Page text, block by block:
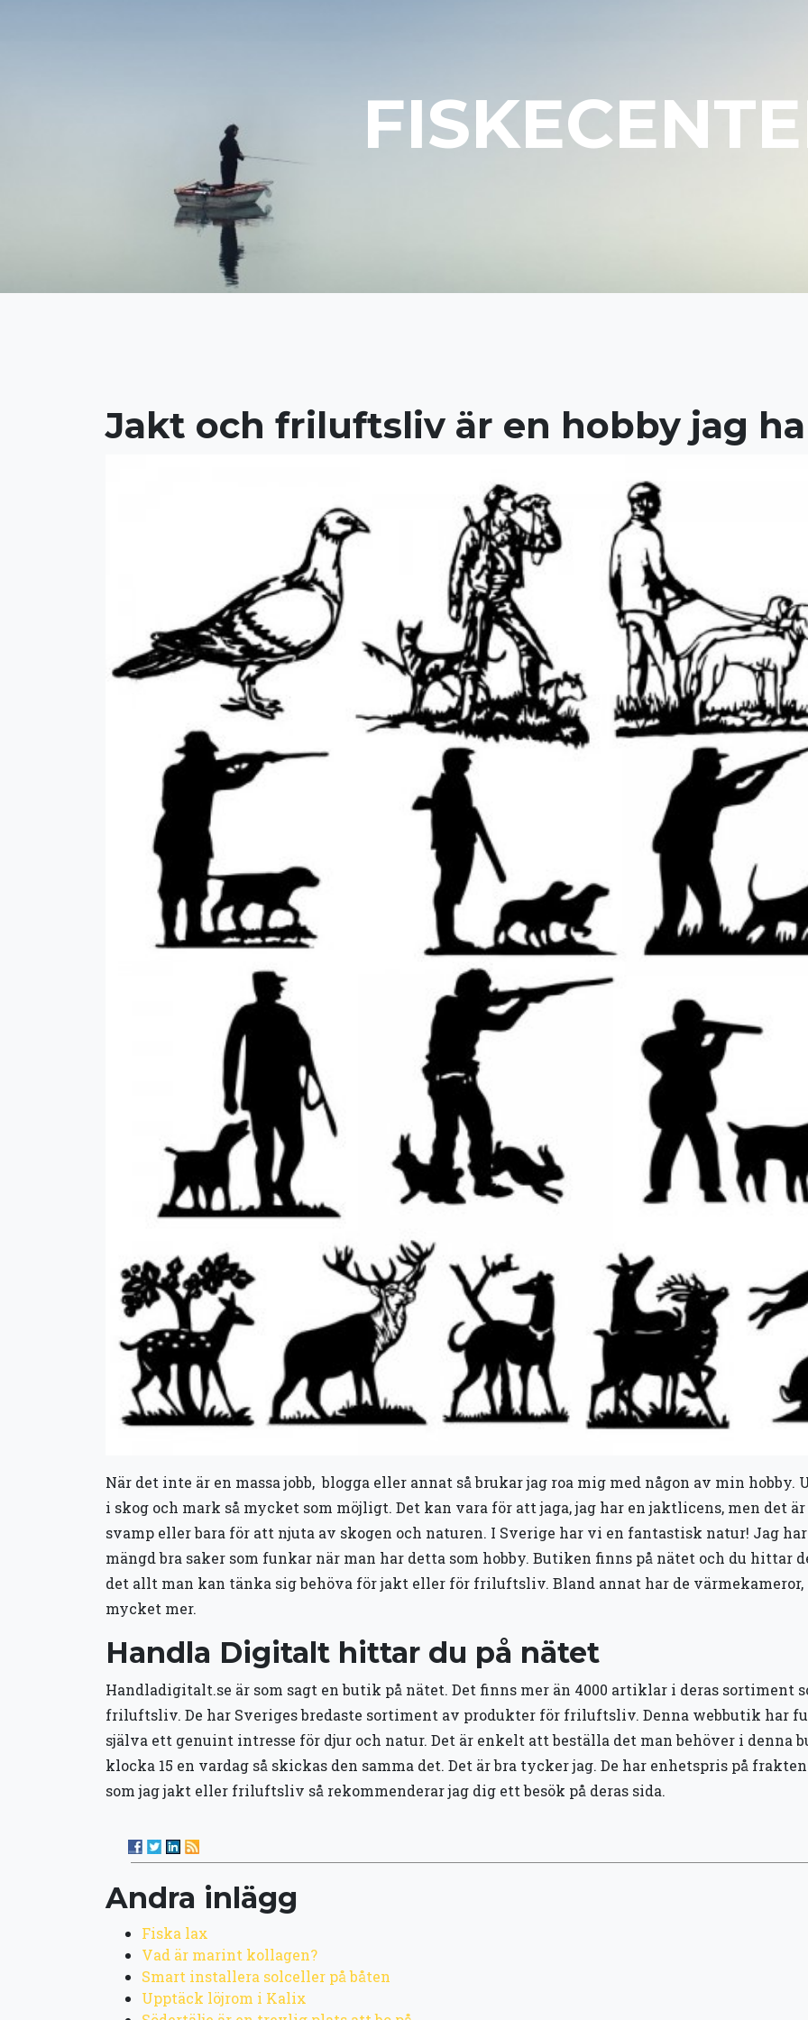
Jakt och friluftsliv är en hobby jag
När det inte är en massa jobb, blogga eller annat så brukar jag roa mig med någon av min
i skog och mark så mycket som möjligt. Det kan vara för att jaga, jag har en jaktlicens, men det
svamp eller bara för att njuta av skogen och naturen. I Sverige har vi en fantastisk natur! Jag
mängd bra saker som funkar när man har detta som hobby. Butiken finns på nätet och du hittar
det allt man kan tänka sig behöva för jakt eller för friluftsliv. Bland annat har de
mycket mer.
Handla Digitalt hittar du på nätet
Handladigitalt.se är som sagt en butik på nätet. Det finns mer än 4000 artiklar i deras sortiment
friluftsliv. De har Sveriges bredaste sortiment av produkter för friluftsliv. Denna webbutik har
själva ett genuint intresse för djur och natur. Det är enkelt att beställa det man behöver i denna
klocka 15 en vardag så skickas den samma det. Det är bra tycker jag. De har enhetspris på
som jag jakt eller friluftsliv så rekommenderar jag dig ett besök på deras sida.
Andra inlägg
Fiska lax
Vad är marint kollagen?
Smart installera solceller på båten
Upptäck löjrom i Kalix